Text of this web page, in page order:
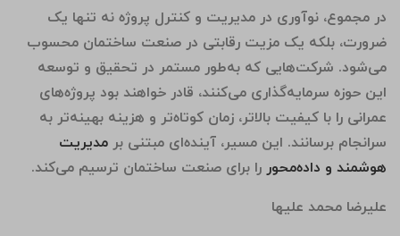
در مجموع، نوآوری در مدیریت و کنترل پروژه نه تنها یک
ضرورت، بلکه یک مزیت رقابتی در صنعت ساختمان محسوب
می‌شود. شرکت‌هایی که به‌طور مستمر در تحقیق و توسعه
این حوزه سرمایه‌گذاری می‌کنند، قادر خواهند بود پروژه‌های
عمرانی را با کیفیت بالاتر، زمان کوتاه‌تر و هزینه بهینه‌تر به
سرانجام برسانند. این مسیر، آینده‌ای مبتنی بر مدیریت
هوشمند و داده‌محور را برای صنعت ساختمان ترسیم می‌کند.
علیرضا محمد علیها